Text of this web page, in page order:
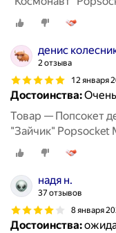
денис
2 отзыва
12 января
Достоинства:
Товар — Попсокет
"Зайчик" Popsocket
надя н.
37 отзывов
8 января
Достоинства: